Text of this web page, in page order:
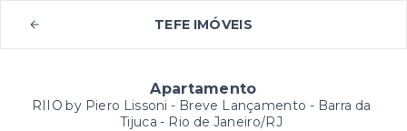
TEFE IMÓVEIS
Apartamento
RIIO by Piero Lissoni - Breve Lançamento - Barra da
Tijuca - Rio de Janeiro/RJ